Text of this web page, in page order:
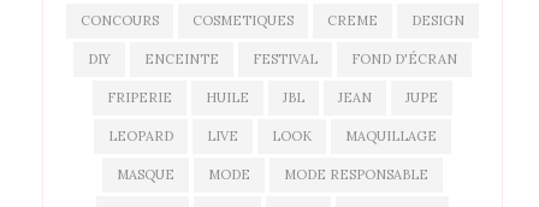
CONCOURS COSMETIQUES CREME DESIGN
DIY ENCEINTE FESTIVAL FOND D'ÉCRAN
FRIPERIE HUILE JBL JEAN JUPE
LEOPARD LIVE LOOK MAQUILLAGE
MASQUE MODE MODE RESPONSABLE